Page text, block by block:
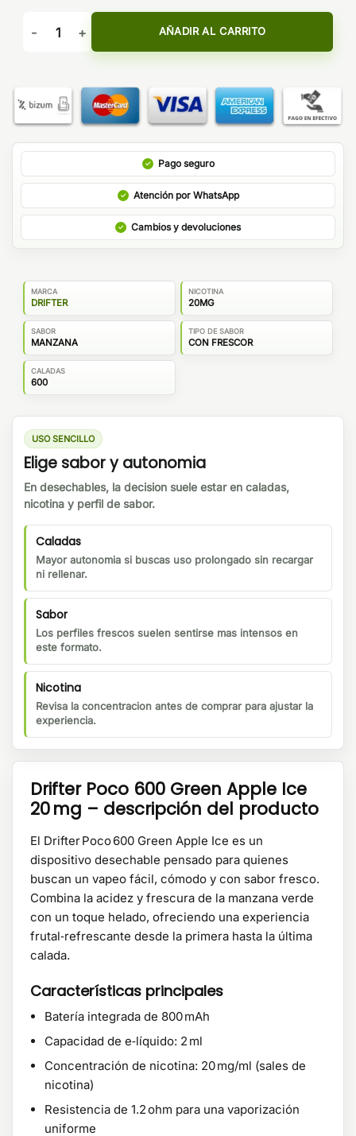
Drifter Poco 600 Green Apple Ice cantidad
AÑADIR AL CARRITO
Pago seguro
Atención por WhatsApp
Cambios y devoluciones
MARCA
DRIFTER
NICOTINA
20MG
SABOR
MANZANA
TIPO DE SABOR
CON FRESCOR
CALADAS
600
USO SENCILLO
Elige sabor y autonomia
En desechables, la decision suele estar en caladas,
nicotina y perfil de sabor.
Caladas
Mayor autonomia si buscas uso prolongado sin recargar
ni rellenar.
Sabor
Los perfiles frescos suelen sentirse mas intensos en
este formato.
Nicotina
Revisa la concentracion antes de comprar para ajustar la
experiencia.
Drifter Poco 600 Green Apple Ice
20 mg – descripción del producto
El Drifter Poco 600 Green Apple Ice es un
dispositivo desechable pensado para quienes
buscan un vapeo fácil, cómodo y con sabor fresco.
Combina la acidez y frescura de la manzana verde
con un toque helado, ofreciendo una experiencia
frutal‑refrescante desde la primera hasta la última
calada.
Características principales
Batería integrada de 800 mAh
Capacidad de e‑líquido: 2 ml
Concentración de nicotina: 20 mg/ml (sales de
nicotina)
Resistencia de 1.2 ohm para una vaporización
uniforme